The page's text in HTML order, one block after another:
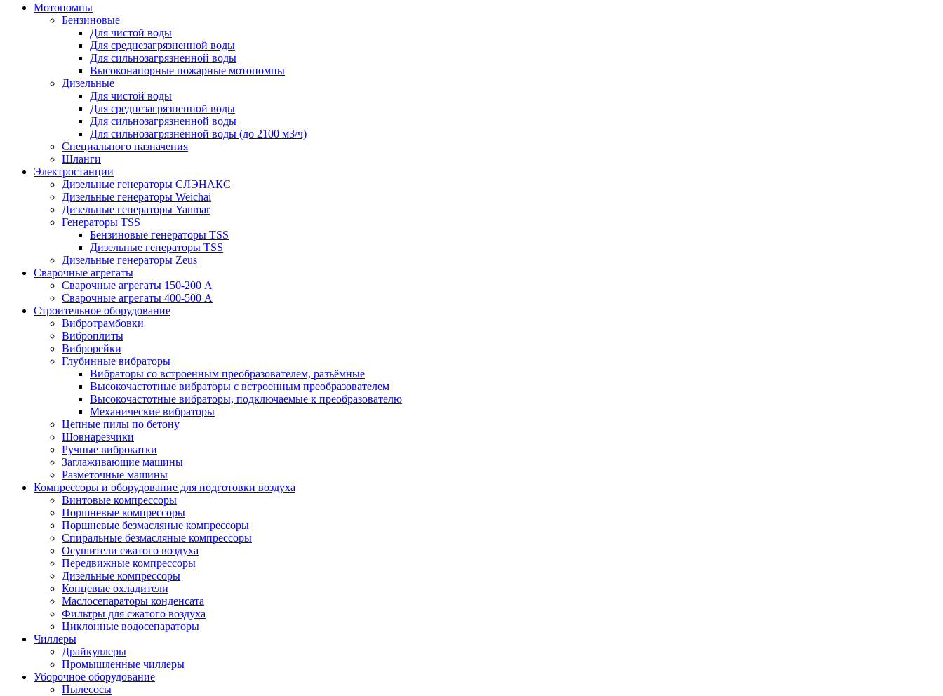
Мотопомпы
Бензиновые
Для чистой воды
Для среднезагрязненной воды
Для сильнозагрязненной воды
Высоконапорные пожарные мотопомпы
Дизельные
Для чистой воды
Для среднезагрязненной воды
Для сильнозагрязненной воды
Для сильнозагрязненной воды (до 2100 м3/ч)
Специального назначения
Шланги
Электростанции
Дизельные генераторы СЛЭНАКС
Дизельные генераторы Weichai
Дизельные генераторы Yanmar
Генераторы TSS
Бензиновые генераторы TSS
Дизельные генераторы TSS
Дизельные генераторы Zeus
Сварочные агрегаты
Сварочные агрегаты 150-200 А
Сварочные агрегаты 400-500 А
Строительное оборудование
Вибротрамбовки
Виброплиты
Виброрейки
Глубинные вибраторы
Вибраторы со встроенным преобразователем, разъёмные
Высокочастотные вибраторы с встроенным преобразователем
Высокочастотные вибраторы, подключаемые к преобразователю
Механические вибраторы
Цепные пилы по бетону
Шовнарезчики
Ручные виброкатки
Заглаживающие машины
Разметочные машины
Компрессоры и оборудование для подготовки воздуха
Винтовые компрессоры
Поршневые компрессоры
Поршневые безмасляные компрессоры
Спиральные безмасляные компрессоры
Осушители сжатого воздуха
Передвижные компрессоры
Дизельные компрессоры
Концевые охладители
Маслосепараторы конденсата
Фильтры для сжатого воздуха
Циклонные водосепараторы
Чиллеры
Драйкуллеры
Промышленные чиллеры
Уборочное оборудование
Пылесосы